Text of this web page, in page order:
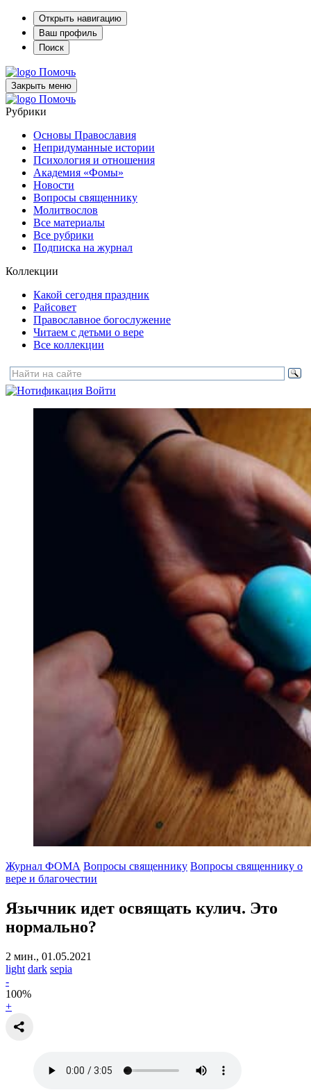
Открыть навигацию
Ваш профиль
Поиск
Помочь
Закрыть меню
Помочь
Рубрики
Основы Православия
Непридуманные истории
Психология и отношения
Академия «Фомы»
Новости
Вопросы священнику
Молитвослов
Все материалы
Все рубрики
Подписка на журнал
Коллекции
Какой сегодня праздник
Райсовет
Православное богослужение
Читаем с детьми о вере
Все коллекции
Войти
Журнал ФОМА Вопросы священнику Вопросы священнику о
вере и благочестии
Язычник идет освящать кулич. Это
нормально?
2 мин., 01.05.2021
light dark sepia
-
100%
+